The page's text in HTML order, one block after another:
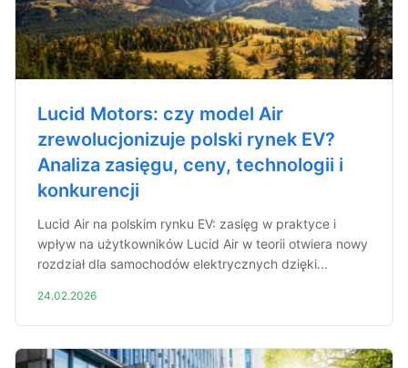
Lucid Motors: czy model Air
zrewolucjonizuje polski rynek EV?
Analiza zasięgu, ceny, technologii i
konkurencji
Lucid Air na polskim rynku EV: zasięg w praktyce i
wpływ na użytkowników Lucid Air w teorii otwiera nowy
rozdział dla samochodów elektrycznych dzięki...
24.02.2026